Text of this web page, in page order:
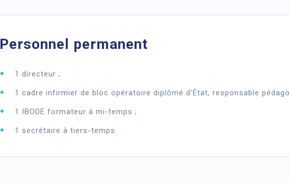
Personnel permanent
1 directeur ;
1 cadre infirmier de bloc opératoire diplômé d'État, responsable
1 IBODE formateur à mi-temps ;
1 secrétaire à tiers-temps.